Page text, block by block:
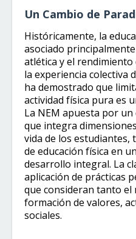
Un Cambio de
Históricamente, la
asociado
atlética y el
la experiencia colectiva
ha demostrado que
actividad física pura es
La NEM apuesta por
que integra
vida de los estudiantes,
de educación física en
desarrollo integral. La
aplicación de prácticas
que consideran tanto el
formación de valores,
sociales.